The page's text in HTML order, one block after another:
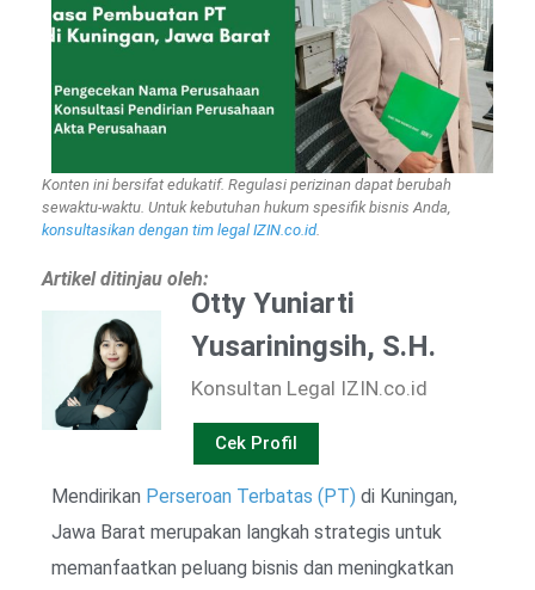
Konten ini bersifat edukatif. Regulasi perizinan dapat berubah
sewaktu-waktu. Untuk kebutuhan hukum spesifik bisnis Anda,
konsultasikan dengan tim legal IZIN.co.id.
Artikel ditinjau oleh:
Otty Yuniarti
Yusariningsih, S.H.
Konsultan Legal IZIN.co.id
Cek Profil
Mendirikan Perseroan Terbatas (PT) di Kuningan,
Jawa Barat merupakan langkah strategis untuk
memanfaatkan peluang bisnis dan meningkatkan